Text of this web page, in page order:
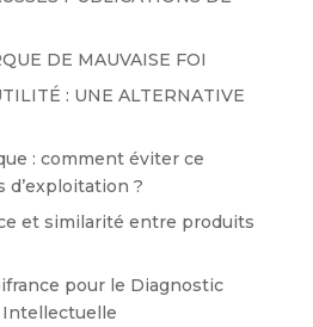
DE MAUVAISE FOI
: UNE ALTERNATIVE
: comment éviter ce
d’exploitation ?
et similarité entre produits
pour le Diagnostic